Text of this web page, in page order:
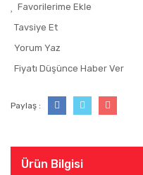
Tavsiye Et
Yorum Yaz
Fiyatı Düşünce Haber Ver
Paylaş :
Ürün Bilgisi